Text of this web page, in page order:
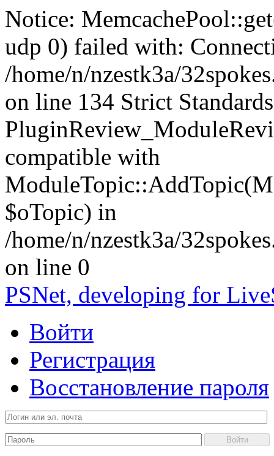
Notice:
udp 0) failed with:
/home/n/nzestk3a/
on line 134 Strict
compatible with
$oTopic) in
/home/n/nzestk3a/
on line 0
PSNet, developing for
Войти
Регистрация
Восстановление пароля
Войти